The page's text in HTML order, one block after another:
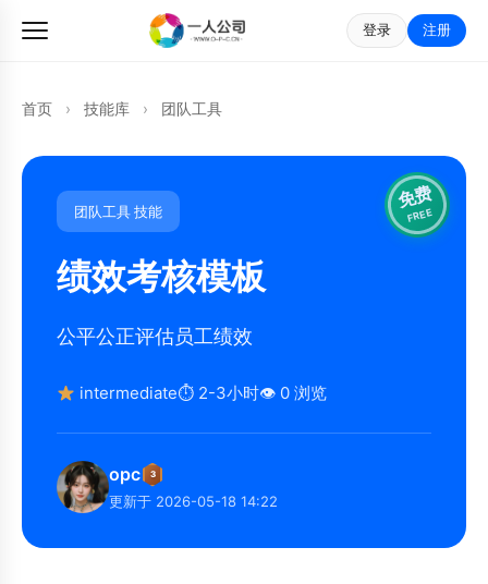
登录 注册
首页 › 技能库 › 团队工具
团队工具 技能
绩效考核模板
免费
FREE
公平公正评估员工绩效
intermediate⏱ 2-3小时👁 0 浏览
opc 3
更新于 2026-05-18 14:22